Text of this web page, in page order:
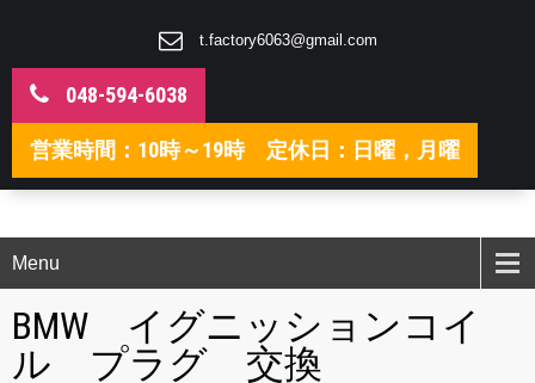
t.factory6063@gmail.com
048-594-6038
営業時間：10時～19時 定休日：日曜，月曜
Menu
BMW イグニッションコイ
ル プラグ 交換